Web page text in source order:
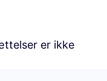
er ikke